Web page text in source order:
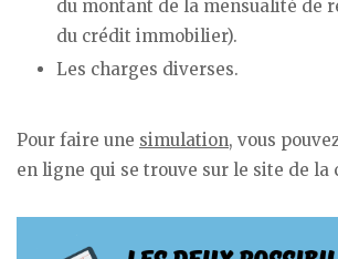
du montant de la mensualité de
du crédit immobilier).
Les charges diverses.
Pour faire une simulation, vous
en ligne qui se trouve sur le site de la